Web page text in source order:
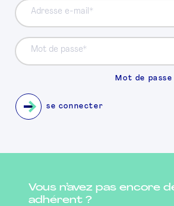
Adresse e-mail
Mot de passe
Mot de passe
se connecter
Vous n’avez pas encore
adhérent ?